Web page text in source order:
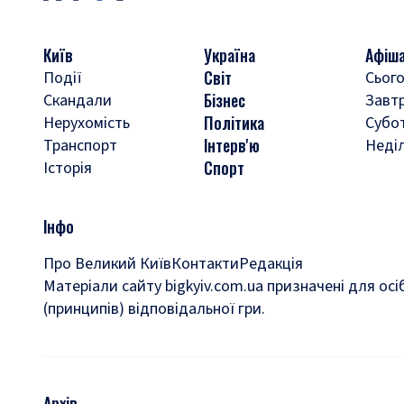
Київ
Події
Скандали
Нерухомість
Транспорт
Історія
Україна
Світ
Бізнес
Політика
Інтерв'ю
Спорт
Інфо
Про Великий КиївКонтактиРедакція
Матеріали сайту bigkyiv.com.ua призначені для
(принципів) відповідальної гри.